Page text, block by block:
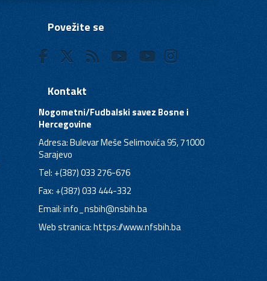
Povežite se
Kontakt
Nogometni/Fudbalski savez Bosne i
Hercegovine
Adresa: Bulevar Meše Selimovića 95, 71000
Sarajevo
Tel: +(387) 033 276-676
Fax: +(387) 033 444-332
Email:info_nsbih@nsbih.ba
Web stranica: https://www.nfsbih.ba